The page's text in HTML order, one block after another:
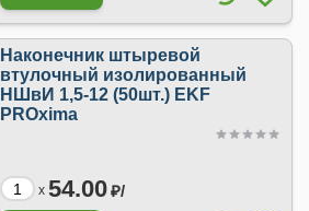
Наконечник штыревой
втулочный изолированный
НШвИ 1,5-12 (50шт.) EKF
PROxima
x 54.00₽/